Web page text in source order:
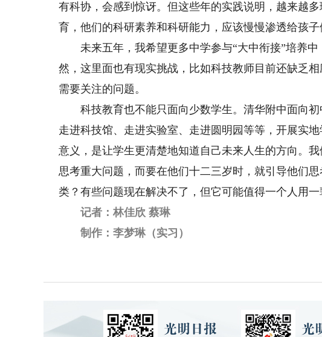
有科协，会感到惊讶。但这些年的实践说明，越来越
育，他们的科研素养和科研能力，应该慢慢渗透给孩子
未来五年，我希望更多中学参与“大中衔接”培养中
然，这里面也有现实挑战，比如科技教师目前还缺乏
需要关注的问题。
科技教育也不能只面向少数学生。清华附中面向初
走进科技馆、走进实验室、走进圆明园等等，开展实
意义，是让学生更清楚地知道自己未来人生的方向。
思考重大问题，而要在他们十二三岁时，就引导他们
类？有些问题现在解决不了，但它可能值得一个人用一
记者：林佳欣 蔡琳
制作：李梦琳（实习）